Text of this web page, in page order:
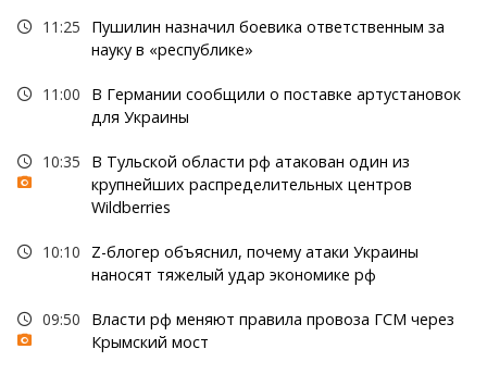
11:25
Пушилин назначил боевика ответственным за
науку в «республике»
11:00
В Германии сообщили о поставке артустановок
для Украины
10:35
В Тульской области рф атакован один из
крупнейших распределительных центров
Wildberries
10:10
Z-блогер объяснил, почему атаки Украины
наносят тяжелый удар экономике рф
09:50
Власти рф меняют правила провоза ГСМ через
Крымский мост